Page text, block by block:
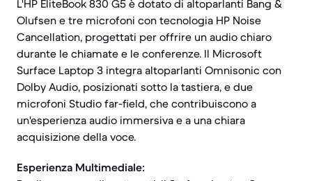
L'HP EliteBook 830 G5 è dotato di altoparlanti Bang &
Olufsen e tre microfoni con tecnologia HP Noise
Cancellation, progettati per offrire un audio chiaro
durante le chiamate e le conferenze. Il Microsoft
Surface Laptop 3 integra altoparlanti Omnisonic con
Dolby Audio, posizionati sotto la tastiera, e due
microfoni Studio far-field, che contribuiscono a
un'esperienza audio immersiva e a una chiara
acquisizione della voce.
Esperienza Multimediale: